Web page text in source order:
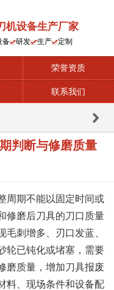
机设备生产厂家
备 研发 生产 定制
荣誉资质
联系我们
判断与修磨质量
周期不能以固定时间或
修磨后刀具的刀口质量
刺增多、刃口发蓝、
轮已钝化或堵塞，需要
磨质量，增加刀具报废
料、现场条件和设备配